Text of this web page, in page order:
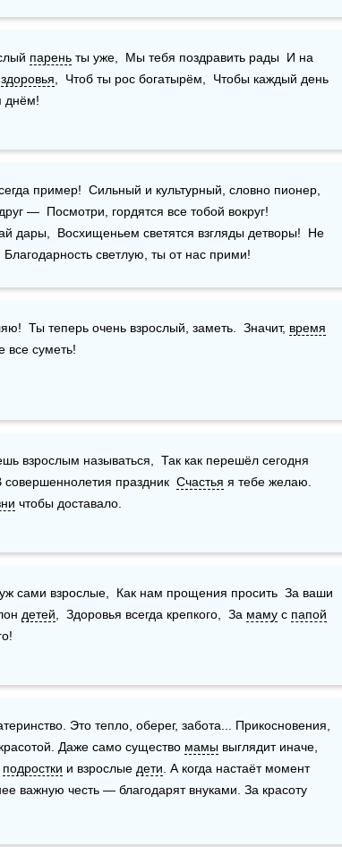
парень ты уже,  Мы тебя поздравить рады  И на
здоровья ,  Чтоб ты рос богатырём,  Чтобы каждый день
днём!
пример!  Сильный и культурный, словно пионер,
—  Посмотри, гордятся все тобой вокруг!
дары,  Восхищеньем светятся взгляды детворы!  Не
светлую, ты от нас прими!
Ты теперь очень взрослый, заметь.  Значит, время
все суметь!
взрослым называться,  Так как перешёл сегодня
совершеннолетия праздник Счастья
чтобы доставало.
сами взрослые,  Как нам прощения просить  За ваши
детей ,  Здоровья всегда крепкого,  За маму с папой
Это тепло, оберег, забота... Прикосновения,
Даже само существо мамы выглядит иначе,
подростки и взрослые дети . А когда настаёт момент
важную честь — благодарят внуками. За красоту